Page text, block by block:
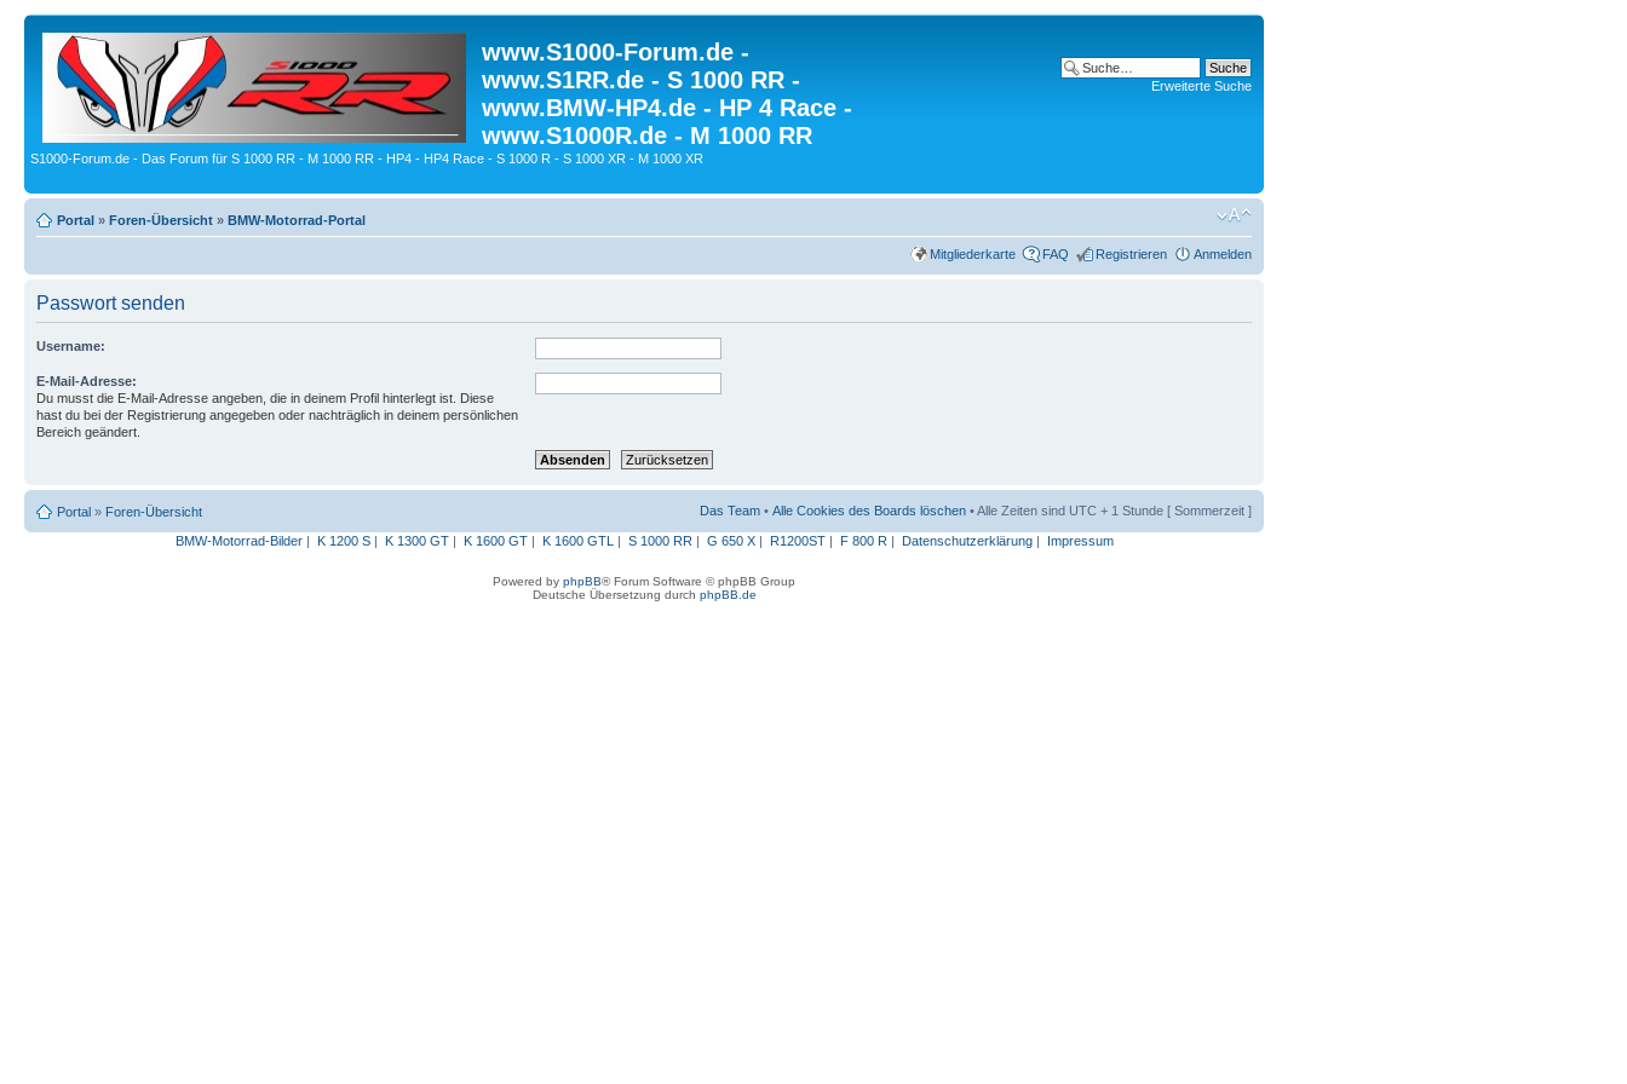
www.S1000-Forum.de -
www.S1RR.de - S 1000 RR -
www.BMW-HP4.de - HP 4 Race -
www.S1000R.de - M 1000 RR
S1000-Forum.de - Das Forum für S 1000 RR - M 1000 RR - HP4 - HP4 Race - S 1000 R - S 1000 XR - M 1000 XR
Erweiterte Suche
Portal » Foren-Übersicht » BMW-Motorrad-Portal
Mitgliederkarte FAQ Registrieren Anmelden
Passwort senden
Username:
E-Mail-Adresse:
Du musst die E-Mail-Adresse angeben, die in deinem Profil hinterlegt ist. Diese
hast du bei der Registrierung angegeben oder nachträglich in deinem persönlichen
Bereich geändert.
Portal » Foren-Übersicht Das Team • Alle Cookies des Boards löschen • Alle Zeiten sind UTC + 1 Stunde [ Sommerzeit ]
BMW-Motorrad-Bilder| K 1200 S| K 1300 GT| K 1600 GT| K 1600 GTL | S 1000 RR | G 650 X| R1200ST| F 800 R | Datenschutzerklärung| Impressum
Powered by phpBB® Forum Software © phpBB Group
Deutsche Übersetzung durch phpBB.de